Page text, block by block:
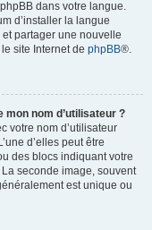
dans votre langue.
d’installer la langue
et partager une nouvelle
site Internet de phpBB®.
nom d’utilisateur ?
votre nom d’utilisateur
d’elles peut être
des blocs indiquant votre
seconde image, souvent
est unique ou